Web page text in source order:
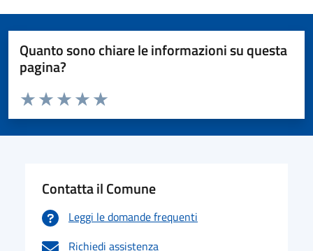
Quanto sono chiare le informazioni su questa
pagina?
Valuta da 1 a 5 stelle la pagina
Valuta 5 stelle su 5
Valuta 4 stelle su 5
Valuta 3 stelle su 5
Valuta 2 stelle su 5
Valuta 1 stelle su 5
Contatta il Comune
Leggi le domande frequenti
Richiedi assistenza